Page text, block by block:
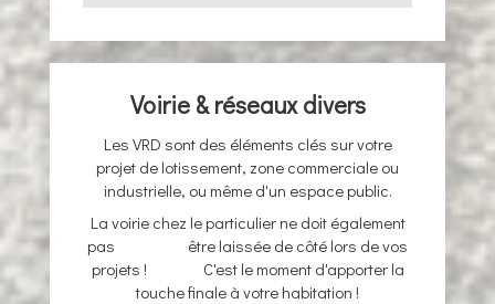
Voirie & réseaux divers
Les VRD sont des éléments clés sur votre
projet de lotissement, zone commerciale ou
industrielle, ou même d'un espace public.
La voirie chez le particulier ne doit également
pas être laissée de côté lors de vos
projets ! C'est le moment d'apporter la
touche finale à votre habitation !